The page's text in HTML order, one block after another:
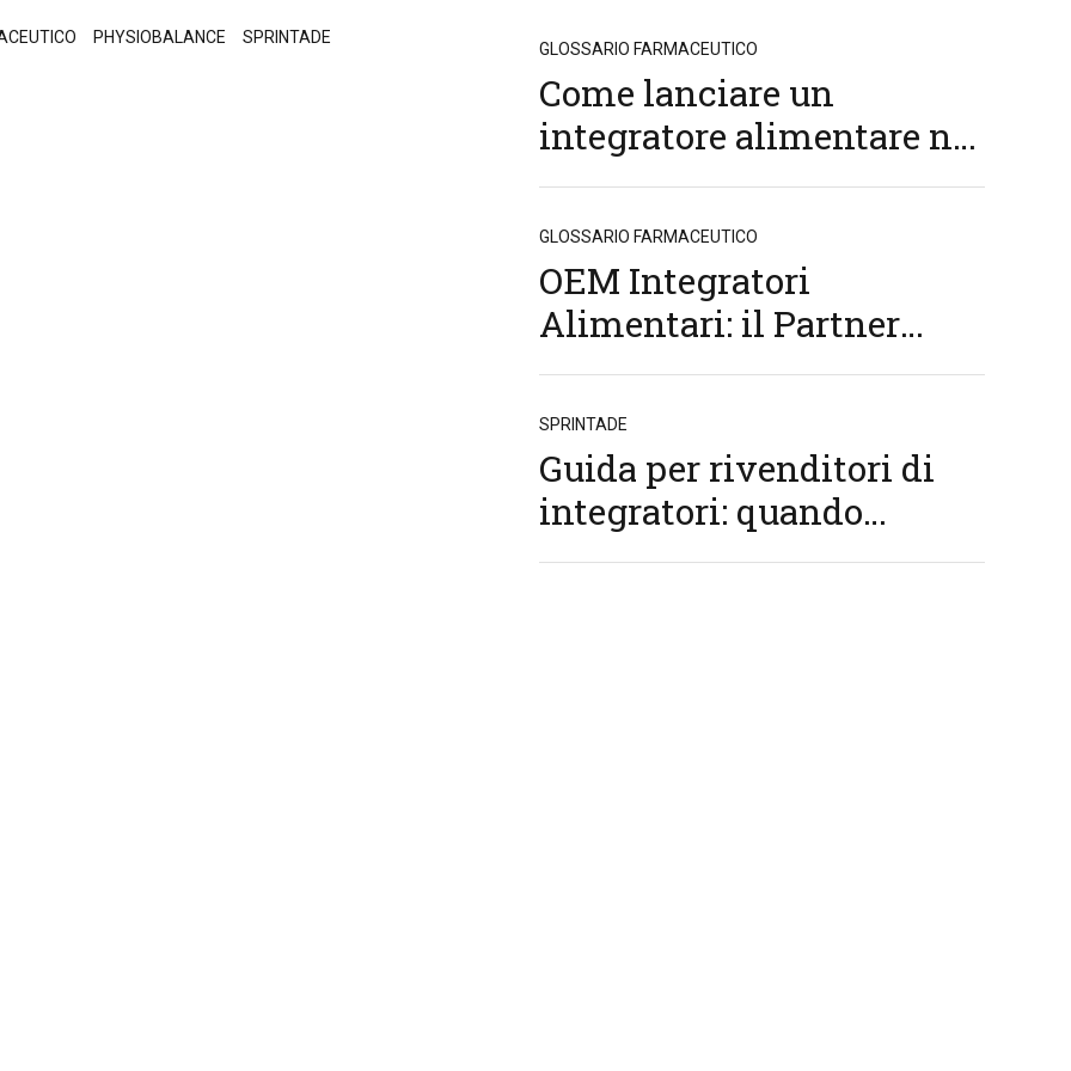
PHYSIOBALANCE SPRINTADE
GLOSSARIO FARMACEUTICO
Come lanciare un
integratore alimentare nel
2026: costi, normative e
tempi reali
GLOSSARIO FARMACEUTICO
OEM Integratori
Alimentari: il Partner
Strategico per la Crescita
del Tuo Business
SPRINTADE
Guida per rivenditori di
integratori: quando
scegliere il conto terzi